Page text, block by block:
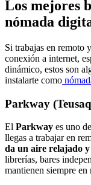
Los mejores
nómada
Si trabajas en remoto
conexión a internet,
dinámico, estos son
instalarte como
Parkway
El Parkway es uno
llegas a trabajar en
da un aire relajado y
librerías, bares
mantienen siempre